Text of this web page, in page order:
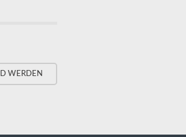
WERDEN